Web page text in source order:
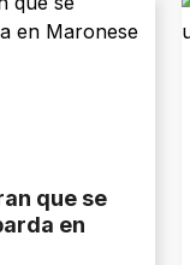
que se
en